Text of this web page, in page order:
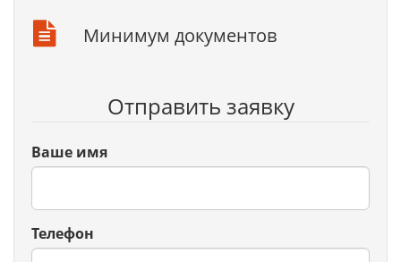
Минимум документов
Отправить заявку
Ваше имя
Телефон